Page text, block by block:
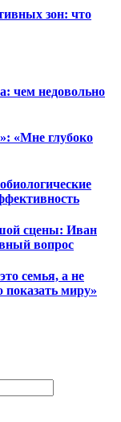
зон: что
чем недовольно
«Мне глубоко
сцены: Иван
вопрос
семья, а не
показать миру»